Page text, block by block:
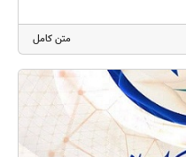
متن کامل